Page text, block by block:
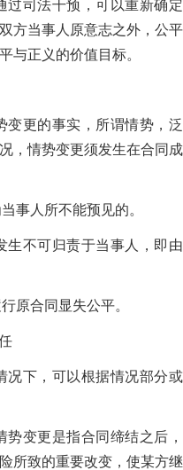
过司法干预，可以重新确定
方当事人原意志之外，公平
与正义的价值目标。
变更的事实，所谓情势，泛
，情势变更须发生在合同成
事人所不能预见的。
生不可归责于当事人，即由
原合同显失公平。
况下，可以根据情况部分或
变更是指合同缔结之后，
所致的重要改变，使某方继